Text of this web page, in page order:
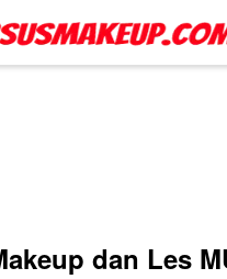
dan Les